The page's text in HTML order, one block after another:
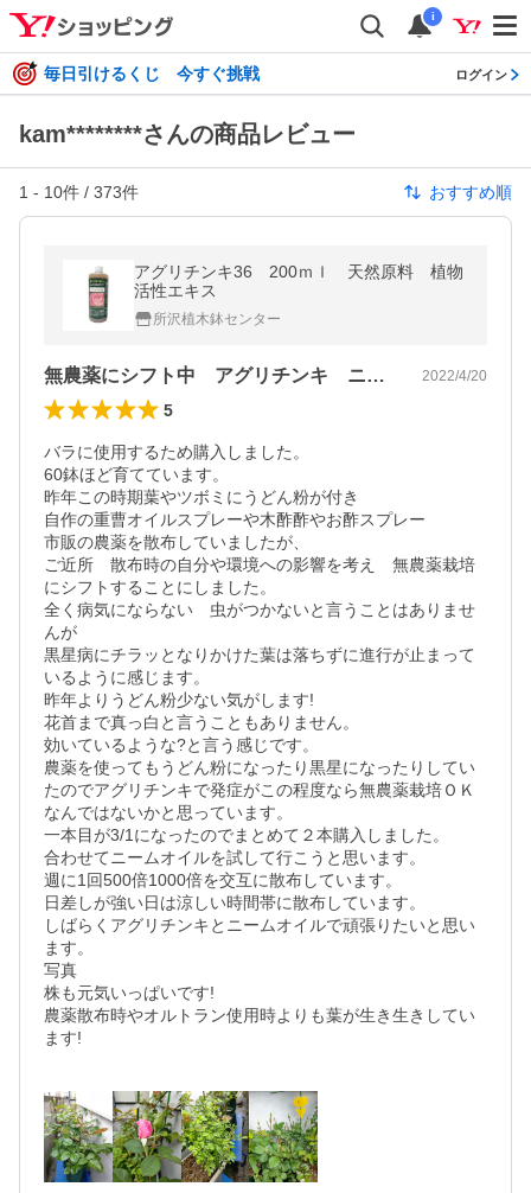
i
毎日引けるくじ 今すぐ挑戦 ログイン
kam********さんの商品レビュー
1 - 10件 / 373件 おすすめ順
アグリチンキ36 200ｍｌ 天然原料 植物
活性エキス
所沢植木鉢センター
無農薬にシフト中 アグリチンキ ニームオイル 2022/4/20
5
バラに使用するため購入しました。
60鉢ほど育てています。
昨年この時期葉やツボミにうどん粉が付き
自作の重曹オイルスプレーや木酢酢やお酢スプレー
市販の農薬を散布していましたが、
ご近所　散布時の自分や環境への影響を考え　無農薬栽培
にシフトすることにしました。
全く病気にならない　虫がつかないと言うことはありませ
んが
黒星病にチラッとなりかけた葉は落ちずに進行が止まって
いるように感じます。
昨年よりうどん粉少ない気がします!
花首まで真っ白と言うこともありません。
効いているような?と言う感じです。
農薬を使ってもうどん粉になったり黒星になったりしてい
たのでアグリチンキで発症がこの程度なら無農薬栽培ＯＫ
なんではないかと思っています。
一本目が3/1になったのでまとめて２本購入しました。
合わせてニームオイルを試して行こうと思います。
週に1回500倍1000倍を交互に散布しています。
日差しが強い日は涼しい時間帯に散布しています。
しばらくアグリチンキとニームオイルで頑張りたいと思い
ます。
写真
株も元気いっぱいです!
農薬散布時やオルトラン使用時よりも葉が生き生きしてい
ます!